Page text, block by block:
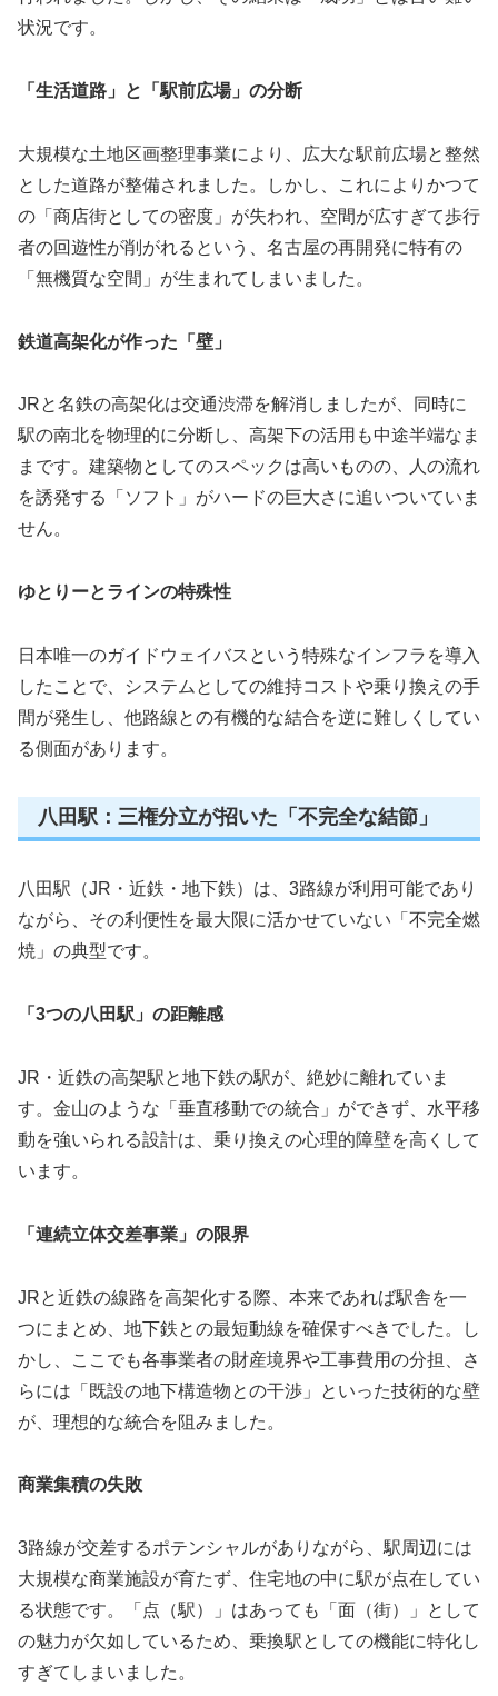
状況です。
「生活道路」と「駅前広場」の分断
大規模な土地区画整理事業により、広大な駅前広場と整然
とした道路が整備されました。しかし、これによりかつて
の「商店街としての密度」が失われ、空間が広すぎて歩行
者の回遊性が削がれるという、名古屋の再開発に特有の
「無機質な空間」が生まれてしまいました。
鉄道高架化が作った「壁」
JRと名鉄の高架化は交通渋滞を解消しましたが、同時に
駅の南北を物理的に分断し、高架下の活用も中途半端なま
まです。建築物としてのスペックは高いものの、人の流れ
を誘発する「ソフト」がハードの巨大さに追いついていま
せん。
ゆとりーとラインの特殊性
日本唯一のガイドウェイバスという特殊なインフラを導入
したことで、システムとしての維持コストや乗り換えの手
間が発生し、他路線との有機的な結合を逆に難しくしてい
る側面があります。
八田駅：三権分立が招いた「不完全な結節」
八田駅（JR・近鉄・地下鉄）は、3路線が利用可能であり
ながら、その利便性を最大限に活かせていない「不完全燃
焼」の典型です。
「3つの八田駅」の距離感
JR・近鉄の高架駅と地下鉄の駅が、絶妙に離れていま
す。金山のような「垂直移動での統合」ができず、水平移
動を強いられる設計は、乗り換えの心理的障壁を高くして
います。
「連続立体交差事業」の限界
JRと近鉄の線路を高架化する際、本来であれば駅舎を一
つにまとめ、地下鉄との最短動線を確保すべきでした。し
かし、ここでも各事業者の財産境界や工事費用の分担、さ
らには「既設の地下構造物との干渉」といった技術的な壁
が、理想的な統合を阻みました。
商業集積の失敗
3路線が交差するポテンシャルがありながら、駅周辺には
大規模な商業施設が育たず、住宅地の中に駅が点在してい
る状態です。「点（駅）」はあっても「面（街）」として
の魅力が欠如しているため、乗換駅としての機能に特化し
すぎてしまいました。